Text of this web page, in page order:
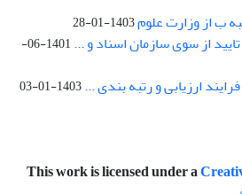
ب از وزارت علوم1403-01-28
1401-06-
ارزیابی و رتبه بندی ...1403-01-03
This work is licensed under a